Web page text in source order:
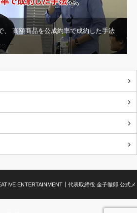
、 高額商品を公成約率で成約した手法
ENTERTAINMENT┃代表取締役 金子徹郎 公式メ